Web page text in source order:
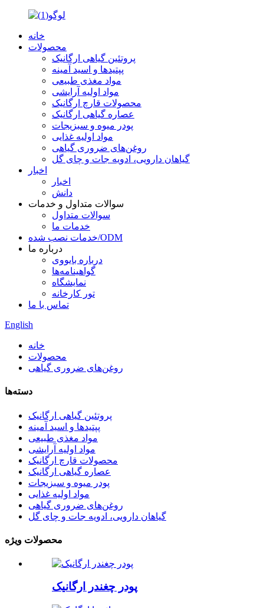
خانه
محصولات
پروتئین گیاهی ارگانیک
پپتیدها و اسید آمینه
مواد مغذی طبیعی
مواد اولیه آرایشی
محصولات قارچ ارگانیک
عصاره گیاهی ارگانیک
پودر میوه و سبزیجات
مواد اولیه غذایی
روغن‌های ضروری گیاهی
گیاهان دارویی، ادویه جات و چای گل
اخبار
اخبار
دانش
سوالات متداول و خدمات
سوالات متداول
خدمات ما
خدمات نصب شده/ODM
درباره ما
درباره بایووی
گواهینامه‌ها
نمایشگاه
تور کارخانه
تماس با ما
English
خانه
محصولات
روغن‌های ضروری گیاهی
دسته‌ها
پروتئین گیاهی ارگانیک
پپتیدها و اسید آمینه
مواد مغذی طبیعی
مواد اولیه آرایشی
محصولات قارچ ارگانیک
عصاره گیاهی ارگانیک
پودر میوه و سبزیجات
مواد اولیه غذایی
روغن‌های ضروری گیاهی
گیاهان دارویی، ادویه جات و چای گل
محصولات ویژه
پودر چغندر ارگانیک